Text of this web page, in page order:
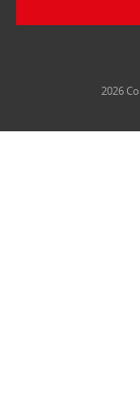
2026